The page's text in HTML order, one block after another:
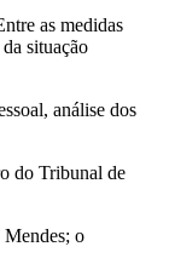
as medidas
situação
análise dos
do Tribunal de
Mendes; o